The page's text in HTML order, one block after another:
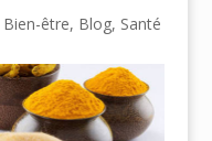
Bien-être, Blog, Santé